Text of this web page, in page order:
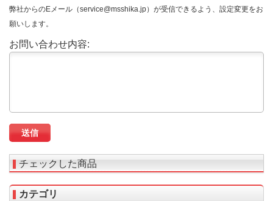
弊社からのEメール（service@msshika.jp）が受信できるよう、設定変更をお
願いします。
お問い合わせ内容:
チェックした商品
カテゴリ